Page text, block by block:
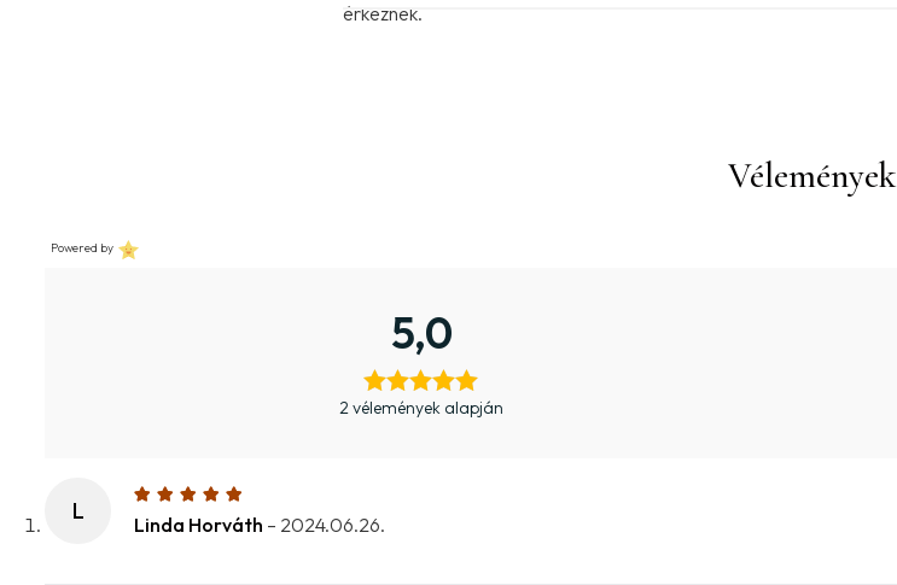
érkeznek.
Vélemények
Powered by
5,0
2 vélemények alapján
L
Linda Horváth – 2024.06.26.